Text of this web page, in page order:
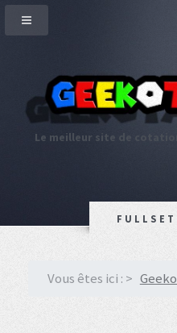
Le meilleur site de
Vous êtes ici :